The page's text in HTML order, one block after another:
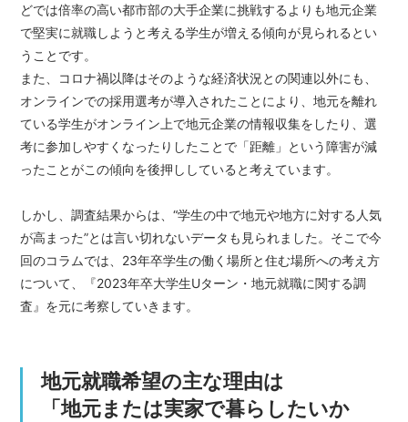
どでは倍率の高い都市部の大手企業に挑戦するよりも地元企業
で堅実に就職しようと考える学生が増える傾向が見られるとい
うことです。
また、コロナ禍以降はそのような経済状況との関連以外にも、
オンラインでの採用選考が導入されたことにより、地元を離れ
ている学生がオンライン上で地元企業の情報収集をしたり、選
考に参加しやすくなったりしたことで「距離」という障害が減
ったことがこの傾向を後押ししていると考えています。
しかし、調査結果からは、“学生の中で地元や地方に対する人気
が高まった”とは言い切れないデータも見られました。そこで今
回のコラムでは、23年卒学生の働く場所と住む場所への考え方
について、『2023年卒大学生Uターン・地元就職に関する調
査』を元に考察していきます。
地元就職希望の主な理由は
「地元または実家で暮らしたいか